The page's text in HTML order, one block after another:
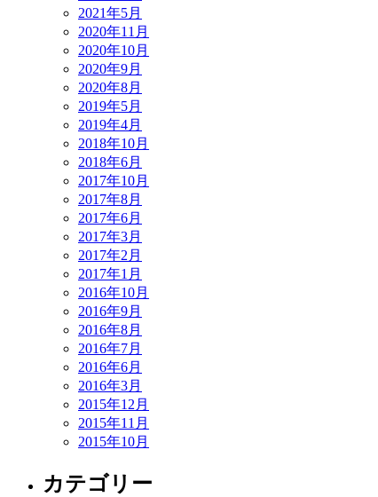
2021年5月
2020年11月
2020年10月
2020年9月
2020年8月
2019年5月
2019年4月
2018年10月
2018年6月
2017年10月
2017年8月
2017年6月
2017年3月
2017年2月
2017年1月
2016年10月
2016年9月
2016年8月
2016年7月
2016年6月
2016年3月
2015年12月
2015年11月
2015年10月
カテゴリー